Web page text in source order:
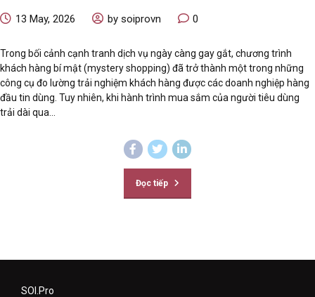
13 May, 2026 by soiprovn 0
Trong bối cảnh cạnh tranh dịch vụ ngày càng gay gắt, chương trình
khách hàng bí mật (mystery shopping) đã trở thành một trong những
công cụ đo lường trải nghiệm khách hàng được các doanh nghiệp hàng
đầu tin dùng. Tuy nhiên, khi hành trình mua sắm của người tiêu dùng
trải dài qua...
Đọc tiếp
SOI.Pro